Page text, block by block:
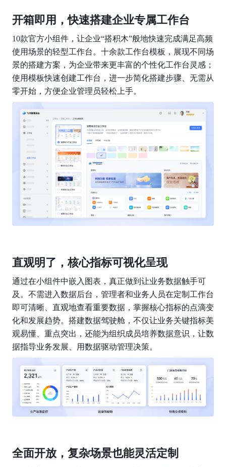
开箱即用，快速搭建企业专属工作台
10款官方小组件，让企业“搭积木”般地快速完成满足高频
使用场景的轻型工作台。十余款工作台模板，展现不同场
景的搭建方案，为企业带来更丰富的个性化工作台灵感；
使用模板快速创建工作台，进一步简化搭建步骤、无需从
零开始，方便企业管理员轻松上手。
直观明了，核心指标可视化呈现
通过在小组件中嵌入图表，真正做到让业务数据触手可
及。不需进入数据后台，管理者和业务人员在定制工作台
即可清晰、直观地查看重要数据，掌握核心指标的点滴变
化和发展趋势。搭建数据驾驶舱，不仅让业务关键指标美
观易懂、重点突出，还能为组织成员培养数据意识，让数
据指导业务发展、用数据驱动管理决策。
全面开放，复杂场景也能灵活定制